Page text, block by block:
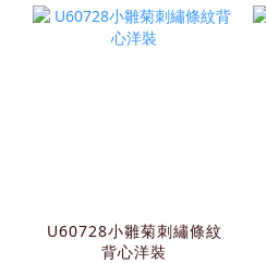
U60728小雛菊刺繡條紋
背心洋裝